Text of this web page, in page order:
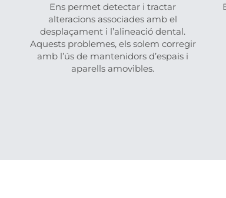
Ens permet detectar i tractar
alteracions associades amb el
desplaçament i l’alineació dental.
Aquests problemes, els solem corregir
amb l’ús de mantenidors d’espais i
aparells amovibles.